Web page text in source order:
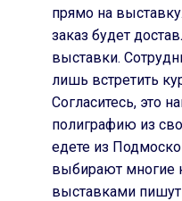
прямо на
заказ будет
выставки.
лишь встретить
Согласитесь, это
полиграфию из
едете из
выбирают многие
выставками пишут